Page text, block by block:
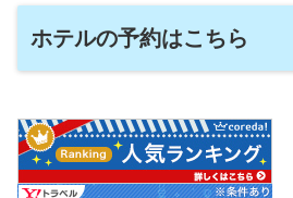
ホテルの予約はこちら